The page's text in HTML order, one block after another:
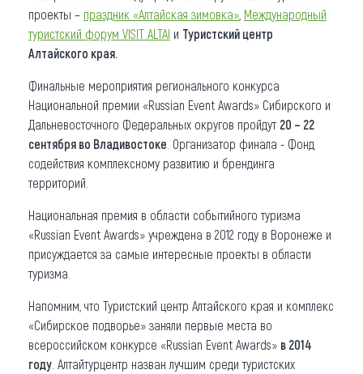
проекты – праздник «Алтайская зимовка» Международный
туристский форум VISIT ALTAI и Туристский центр
Алтайского края.
Финальные мероприятия регионального конкурса
Национальной премии «Russian Event Awards» Сибирского и
Дальневосточного Федеральных округов пройдут 20 – 22
сентября во Владивостоке . Организатор финала - Фонд
содействия комплексному развитию и брендинга
территорий.
Национальная премия в области событийного туризма
«Russian Event Awards» учреждена в 2012 году в Воронеже и
присуждается за самые интересные проекты в области
туризма.
Напомним, что Туристский центр Алтайского края и комплекс
«Сибирское подворье» заняли первые места во
всероссийском конкурсе «Russian Event Awards» в 2014
году . Алтайтурцентр назван лучшим среди туристских